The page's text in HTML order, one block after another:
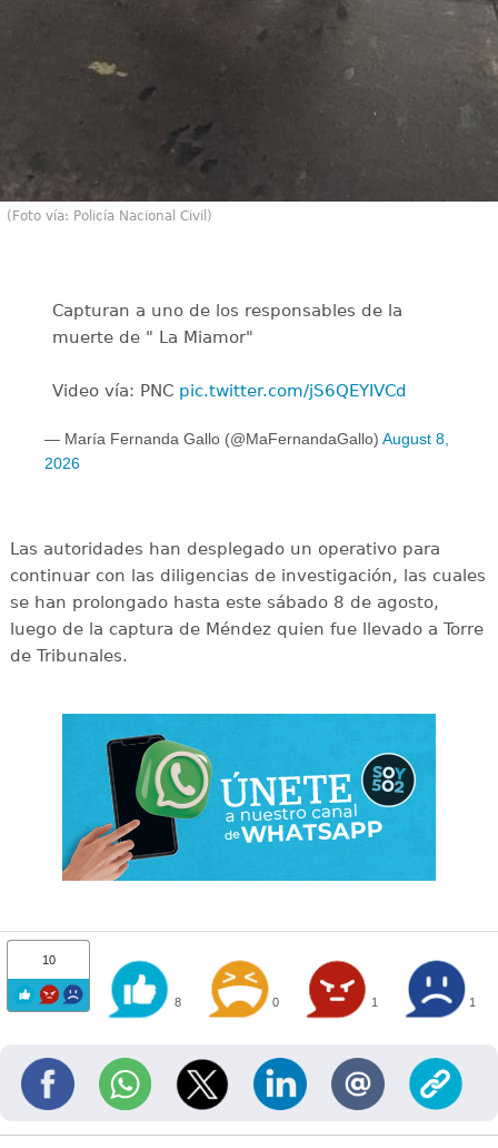
(Foto vía: Policía Nacional Civil)
Capturan a uno de los responsables de la
muerte de " La Miamor"
Video vía: PNC pic.twitter.com/jS6QEYIVCd
— María Fernanda Gallo (@MaFernandaGallo) August 8,
2026
Las autoridades han desplegado un operativo para
continuar con las diligencias de investigación, las cuales
se han prolongado hasta este sábado 8 de agosto,
luego de la captura de Méndez quien fue llevado a Torre
de Tribunales.
10
8 0 1 1